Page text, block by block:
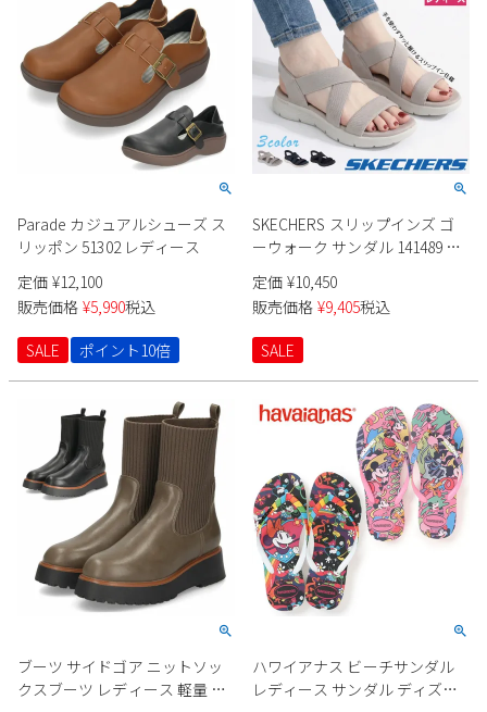
Parade カジュアルシューズ ス
リッポン 51302 レディース
定価 ¥12,100
販売価格 ¥5,990税込
SALE
ポイント10倍
SKECHERS スリップインズ ゴ
ーウォーク サンダル 141489 レ
ディース
定価 ¥10,450
販売価格 ¥9,405税込
SALE
ブーツ サイドゴア ニットソッ
クスブーツ レディース 軽量 シ
ハワイアナス ビーチサンダル
レディース サンダル ディズニ